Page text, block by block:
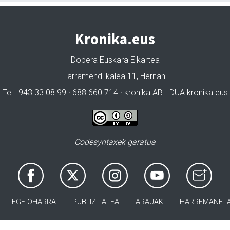
Kronika.eus
Dobera Euskara Elkartea
Larramendi kalea 11, Hernani
Tel.: 943 33 08 99 · 688 660 714 · kronika[ABILDUA]kronika.eus
Codesyntaxek garatua
LEGE OHARRA PUBLIZITATEA ARAUAK